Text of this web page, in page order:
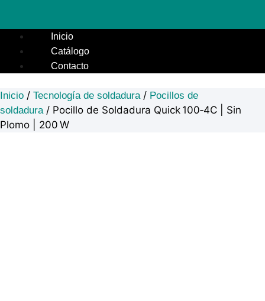
Inicio
Catálogo
Contacto
Inicio / Tecnología de soldadura/ Pocillos de
soldadura/ Pocillo de Soldadura Quick 100‑4C | Sin
Plomo | 200 W